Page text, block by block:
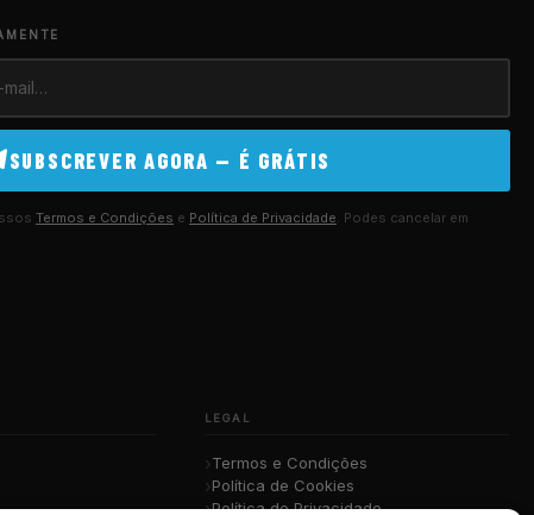
SUBSCREVER AGORA — É GRÁTIS
Termos e Condições e Política de Privacidade . Podes cancelar em
LEGAL
Termos e Condições
Política de Cookies
Política de Privacidade